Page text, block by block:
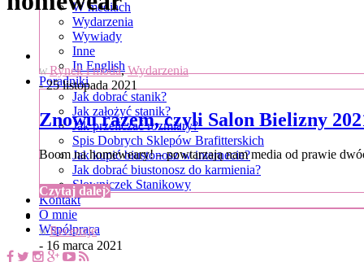
W mediach
Wydarzenia
Wywiady
Inne
In English
Poradniki
Jak dobrać stanik?
Jak założyć stanik?
Jak przeliczać rozmiary?
Spis Dobrych Sklepów Brafitterskich
Jak kupić biustonosz w internecie?
Jak dobrać biustonosz do karmienia?
Słowniczek Stanikowy
Kontakt
O mnie
Współpraca
W Rynek i moda,Wydarzenia
- 25 listopada 2021
Znowu razem, czyli Salon Bielizny
Boom na homeweary! – powtarzają nam media od prawie
Czytaj dalej
W Recenzje
- 16 marca 2021